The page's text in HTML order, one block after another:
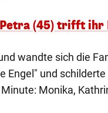
(45) trifft ihr
wandte sich die
Engel" und
Monika,